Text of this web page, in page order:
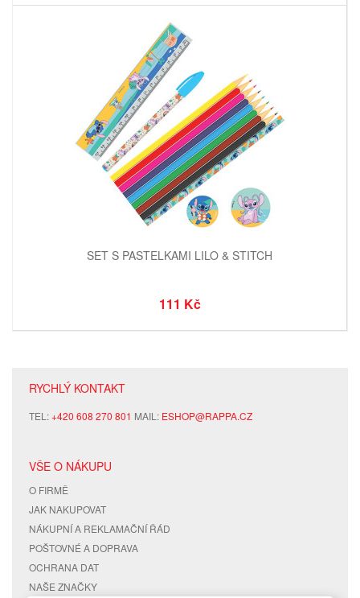
SET S PASTELKAMI LILO & STITCH
111 Kč
RYCHLÝ KONTAKT
TEL:+420 608 270 801 MAIL: ESHOP@RAPPA.CZ
VŠE O NÁKUPU
O FIRMĚ
JAK NAKUPOVAT
NÁKUPNÍ A REKLAMAČNÍ ŘÁD
POŠTOVNÉ A DOPRAVA
OCHRANA DAT
NAŠE ZNAČKY